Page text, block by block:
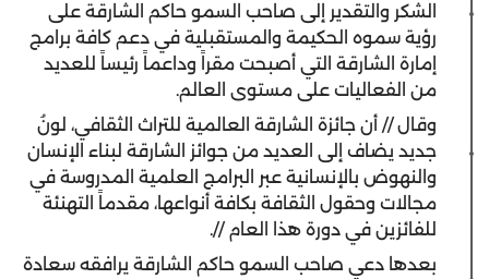
الشكر والتقدير إلى صاحب السمو حاكم الشارقة على
رؤية سموه الحكيمة والمستقبلية في دعم كافة برامج
إمارة الشارقة التي أصبحت مقراً وداعماً رئيساً للعديد
من الفعاليات على مستوى العالم.
وقال // أن جائزة الشارقة العالمية للتراث الثقافي، لونُ
جديد يضاف إلى العديد من جوائز الشارقة لبناء الإنسان
والنهوض بالإنسانية عبر البرامج العلمية المدروسة في
مجالات وحقول الثقافة بكافة أنواعها، مقدماً التهنئة
للفائزين في دورة هذا العام //.
بعدها دعي صاحب السمو حاكم الشارقة يرافقه سعادة